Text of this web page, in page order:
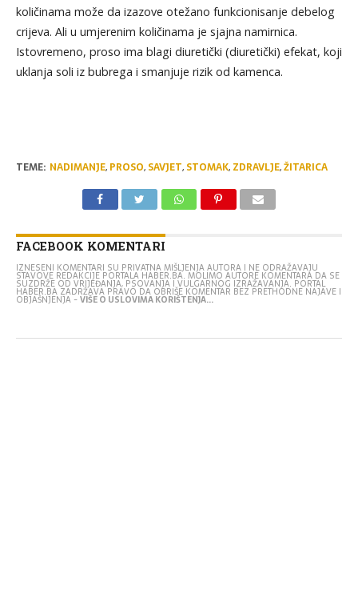
količinama može da izazove otežano funkcionisanje debelog
crijeva. Ali u umjerenim količinama je sjajna namirnica.
Istovremeno, proso ima blagi diuretički (diuretički) efekat, koji
uklanja soli iz bubrega i smanjuje rizik od kamenca.
TEME: NADIMANJE, PROSO, SAVJET, STOMAK, ZDRAVLJE,ŽITARICA
FACEBOOK KOMENTARI
IZNESENI KOMENTARI SU PRIVATNA MIŠLJENJA AUTORA I NE ODRAŽAVAJU
STAVOVE REDAKCIJE PORTALA HABER.BA. MOLIMO AUTORE KOMENTARA DA SE
SUZDRŽE OD VRIJEĐANJA, PSOVANJA I VULGARNOG IZRAŽAVANJA. PORTAL
HABER.BA ZADRŽAVA PRAVO DA OBRIŠE KOMENTAR BEZ PRETHODNE NAJAVE I
OBJAŠNJENJA -VIŠE O USLOVIMA KORIŠTENJA...